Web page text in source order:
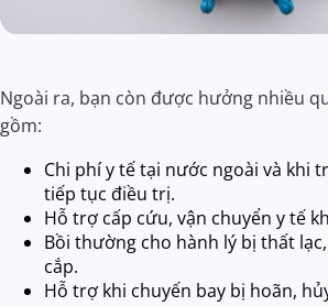
Ngoài ra, bạn còn được hưởng nhiều
gồm:
Chi phí y tế tại nước ngoài và khi
tiếp tục điều trị.
Hỗ trợ cấp cứu, vận chuyển y tế
Bồi thường cho hành lý bị thất
cắp.
Hỗ trợ khi chuyến bay bị hoãn,